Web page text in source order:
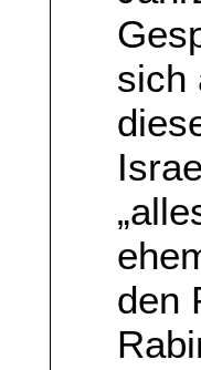
sich
den